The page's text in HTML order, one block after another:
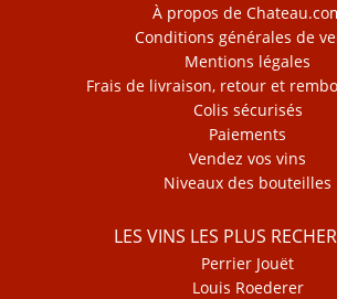
À propos de
Conditions générales de
Mentions légales
Frais de livraison, retour et
Colis sécurisés
Paiements
Vendez vos vins
Niveaux des bouteilles
LES VINS LES PLUS
Perrier Jouët
Louis Roederer